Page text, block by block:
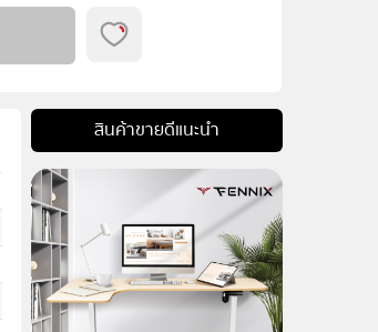
สินค้าขายดีแนะนำ